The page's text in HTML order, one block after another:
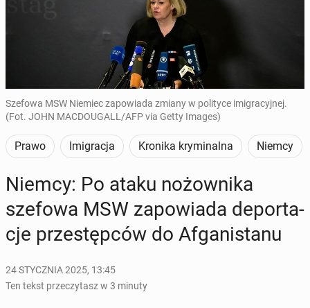
Szefowa MSW Niemiec zapowiada zmiany w polityce imigracyjnej.
(Fot. JOHN MACDOUGALL/AFP via Getty Images)
Prawo Imigracja Kronika kryminalna Niemcy
Niemcy: Po ataku no­żow­ni­ka
szefowa MSW za­po­wia­da de­por­ta­
cje prze­stęp­ców do Afga­ni­sta­nu
24 STYCZNIA 2025, 13:45
Ten tekst przeczytasz w 3 minuty